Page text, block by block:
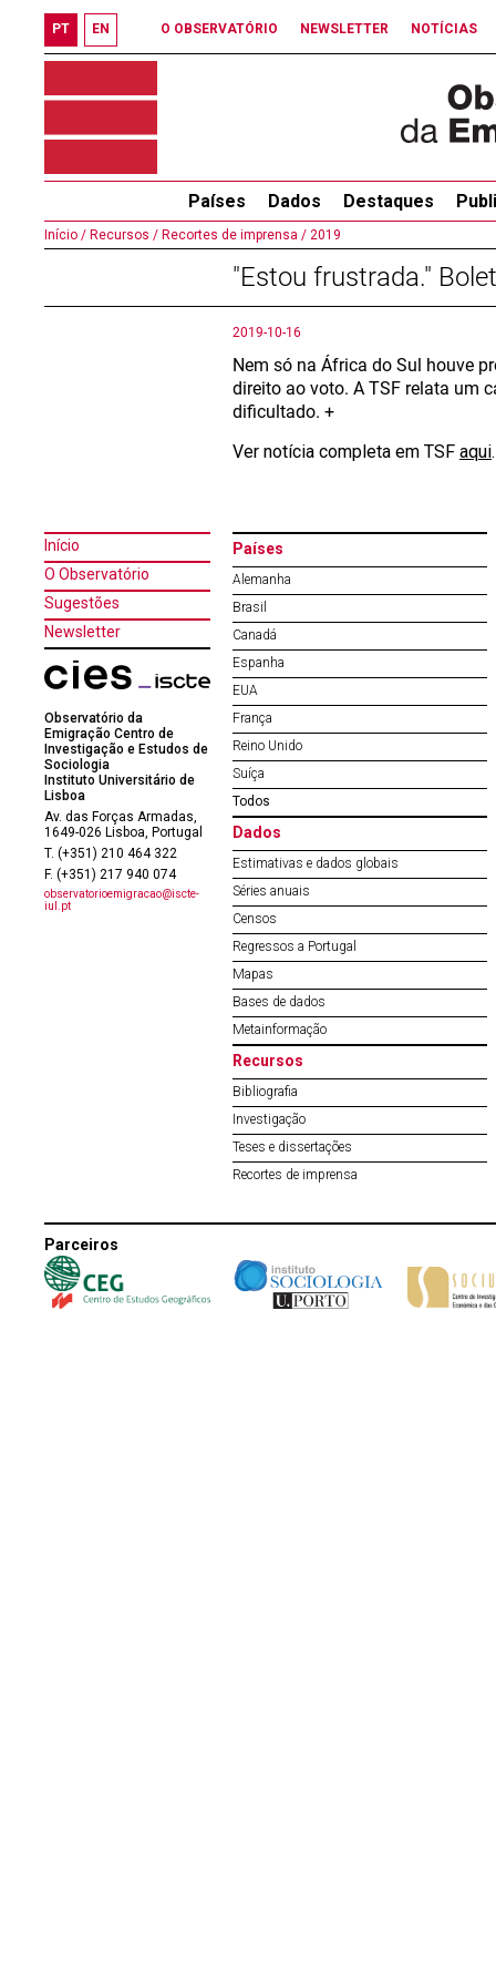
PT EN O OBSERVATÓRIO NEWSLETTER NOTÍCIAS
Países Dados Destaques
Início / Recursos / Recortes de imprensa / 2019
"Estou frustrada."
2019-10-16
Nem só na África do Sul houve
direito ao voto. A TSF relata um
dificultado. +
Ver notícia completa em TSF aqui
Início
O Observatório
Sugestões
Newsletter
Observatório da
Emigração Centro de
Investigação e Estudos de
Sociologia
Instituto Universitário de
Lisboa
Av. das Forças Armadas,
1649-026 Lisboa, Portugal
T. (+351) 210 464 322
F. (+351) 217 940 074
observatorioemigracao@iscte-
iul.pt
Países
Alemanha
Brasil
Canadá
Espanha
EUA
França
Reino Unido
Suíça
Todos
Dados
Estimativas e dados globais
Séries anuais
Censos
Regressos a Portugal
Mapas
Bases de dados
Metainformação
Recursos
Bibliografia
Investigação
Teses e dissertações
Recortes de imprensa
Parceiros